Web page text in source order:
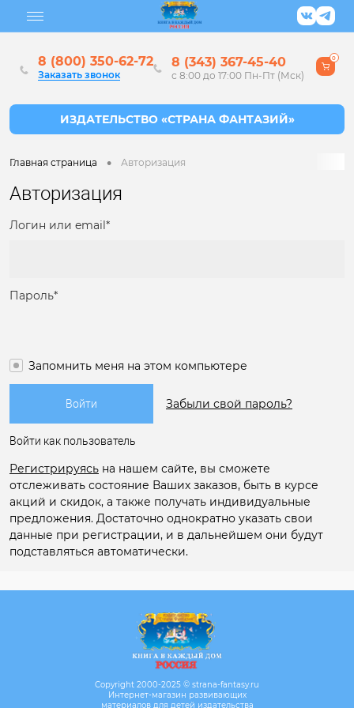
8 (800) 350-62-72
Заказать звонок
8 (343) 367-45-40
с 8:00 до 17:00 Пн-Пт (Мск)
0
Главная страница • Авторизация
Авторизация
Логин или email*
Пароль*
Запомнить меня на этом компьютере
Забыли свой пароль?
Войти как пользователь
Регистрируясь на нашем сайте, вы сможете
отслеживать состояние Ваших заказов, быть в курсе
акций и скидок, а также получать индивидуальные
предложения. Достаточно однократно указать свои
данные при регистрации, и в дальнейшем они будут
подставляться автоматически.
Copyright 2000-2025 © strana-fantasy.ru
Интернет-магазин развивающих
материалов для детей издательства